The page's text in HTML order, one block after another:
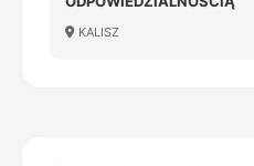
KALISZ